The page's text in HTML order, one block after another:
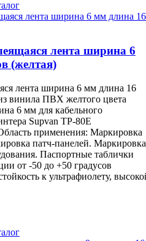
лента ширина 6
(желтая)
лента ширина 6 мм длина 16
винила ПВХ желтого цвета
6 мм для кабельного
Supvan TP-80E
применения: Маркировка
патч-панелей. Маркировка
Паспортные таблички
от -50 до +50 градусов
к ультрафиолету,